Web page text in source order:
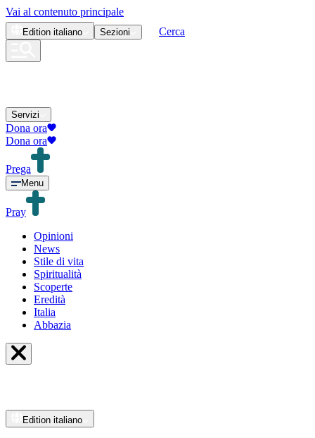
Vai al contenuto principale
Edition italiano Sezioni Cerca
Servizi
Dona ora
Dona ora
Prega
Menu
Pray
Opinioni
News
Stile di vita
Spiritualità
Scoperte
Eredità
Italia
Abbazia
Edition italiano